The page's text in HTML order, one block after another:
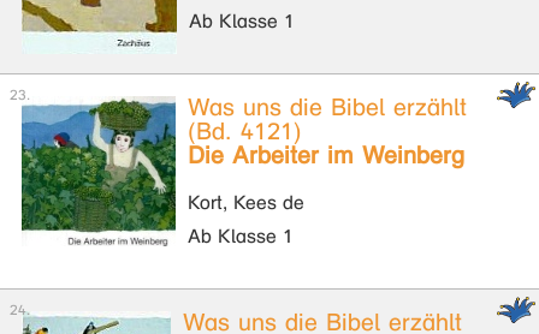
Ab Klasse 1
Was uns die Bibel erzählt
(Bd. 4121)
Die Arbeiter im Weinberg
Kort, Kees de
Ab Klasse 1
Was uns die Bibel erzählt